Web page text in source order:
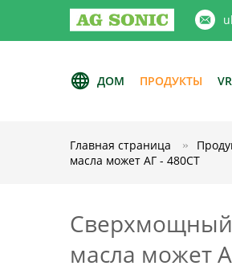
ДОМ ПРОДУКТЫ
Главная страница
масла может АГ - 480СТ
Сверхмощный
масла может